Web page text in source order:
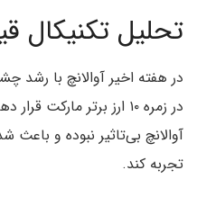
تحلیل تکنیکال
در هفته اخیر آوالانچ با
در زمره ۱۰ ارز برتر
آوالانچ بی‌تاثیر نبوده و باعث
تجربه کند.